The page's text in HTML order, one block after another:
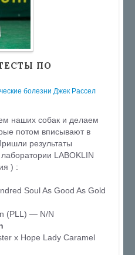
ПО
болезни Джек Рассел
наших собак и делаем
потом вписывают в
результаты
лаборатории LABOKLIN
) :
Soul As Good As Gold
(PLL) — N/N
x Hope Lady Caramel